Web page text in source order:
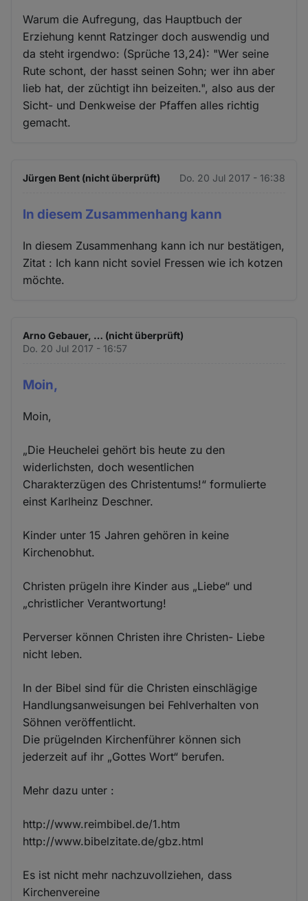
Warum die Aufregung, das Hauptbuch der
Erziehung kennt Ratzinger doch auswendig und
da steht irgendwo: (Sprüche 13,24): "Wer seine
Rute schont, der hasst seinen Sohn; wer ihn aber
lieb hat, der züchtigt ihn beizeiten.", also aus der
Sicht- und Denkweise der Pfaffen alles richtig
gemacht.
Jürgen Bent (nicht überprüft) Do. 20 Jul 2017 - 16:38
In diesem Zusammenhang kann
In diesem Zusammenhang kann ich nur bestätigen,
Zitat : Ich kann nicht soviel Fressen wie ich kotzen
möchte.
Arno Gebauer, … (nicht überprüft)
Do. 20 Jul 2017 - 16:57
Moin,
Moin,
„Die Heuchelei gehört bis heute zu den
widerlichsten, doch wesentlichen
Charakterzügen des Christentums!“ formulierte
einst Karlheinz Deschner.
Kinder unter 15 Jahren gehören in keine
Kirchenobhut.
Christen prügeln ihre Kinder aus „Liebe“ und
„christlicher Verantwortung!
Perverser können Christen ihre Christen- Liebe
nicht leben.
In der Bibel sind für die Christen einschlägige
Handlungsanweisungen bei Fehlverhalten von
Söhnen veröffentlicht.
Die prügelnden Kirchenführer können sich
jederzeit auf ihr „Gottes Wort“ berufen.
Mehr dazu unter :
http://www.reimbibel.de/1.htm
http://www.bibelzitate.de/gbz.html
Es ist nicht mehr nachzuvollziehen, dass
Kirchenvereine